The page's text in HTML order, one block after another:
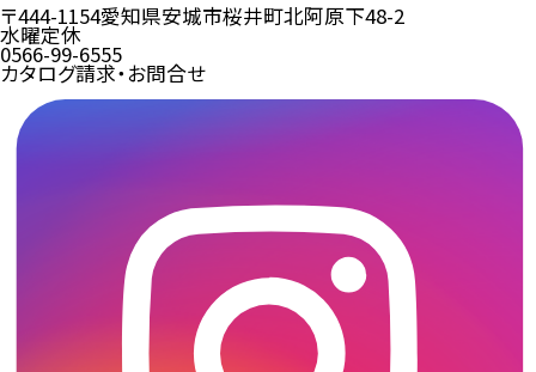
〒444-1154愛知県安城市桜井町北阿原下48-2
水曜定休
0566-99-6555
カタログ請求・お問合せ